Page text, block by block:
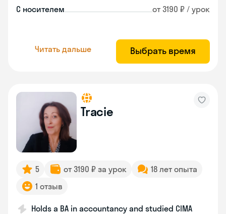
С носителем от 3190 ₽ / урок
Читать дальше Выбрать время
Tracie
5 от 3190 ₽ за урок
18 лет опыта
1 отзыв
Holds a BA in accountancy and studied CIMA